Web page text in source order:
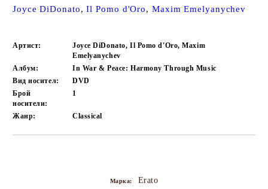
Joyce DiDonato,Il Pomo d'Oro, Maxim Emelyanychev
Артист:
Joyce DiDonato, Il Pomo d'Oro, Maxim
Emelyanychev
Албум:
In War & Peace: Harmony Through Music
Вид носител:
DVD
Брой
носители:
1
Жанр: Classical
Марка: Erato